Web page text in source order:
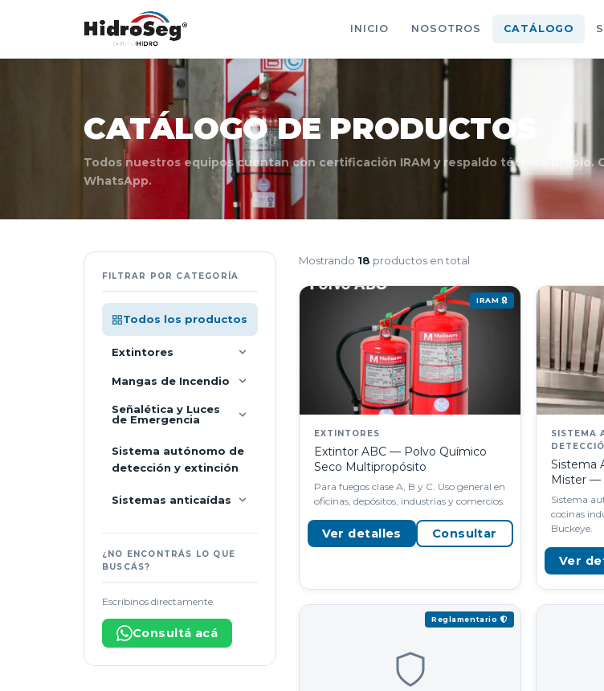
INICIO NOSOTROS CATÁLOGO
CATÁLOGO DE PRODUCTOS
Todos nuestros equipos cuentan con certificación IRAM y respaldo técnico
WhatsApp.
FILTRAR POR CATEGORÍA
Todos los productos
Extintores
Mangas de Incendio
Señalética y Luces
de Emergencia
Sistema autónomo de
detección y extinción
Sistemas anticaídas
¿NO ENCONTRÁS LO QUE
BUSCÁS?
Escribinos directamente.
Consultá acá
Mostrando 18 productos en total
IRAM
EXTINTORES
Extintor ABC — Polvo Químico
Seco Multipropósito
Para fuegos clase A, B y C. Uso general en
oficinas, depósitos, industrias y comercios.
Ver detalles Consultar
SISTEMA
Sistema
Mister —
Sistema
cocinas
Buckeye.
Ver
Reglamentario